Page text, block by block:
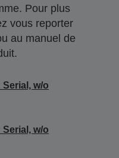
Pour plus
vous reporter
au manuel de
Serial, w/o
Serial, w/o